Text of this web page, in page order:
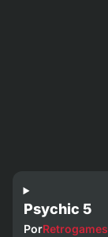
Psychic 5
PorRetrogames